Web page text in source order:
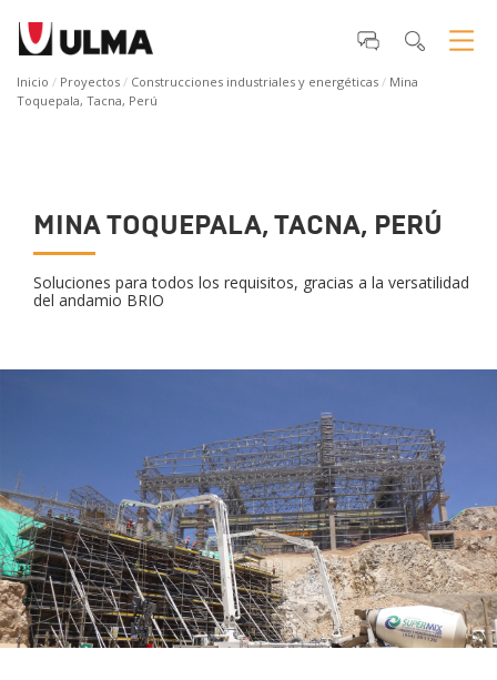
Inicio Proyectos Construcciones industriales y energéticas
Mina
Toquepala, Tacna, Perú
MINA TOQUEPALA, TACNA, PERÚ
Soluciones para todos los requisitos, gracias a la versatilidad
del andamio BRIO